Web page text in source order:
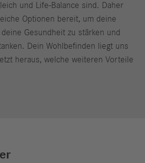
und Life-Balance sind. Daher
Optionen bereit, um deine
Gesundheit zu stärken und
Dein Wohlbefinden liegt uns
heraus, welche weiteren Vorteile